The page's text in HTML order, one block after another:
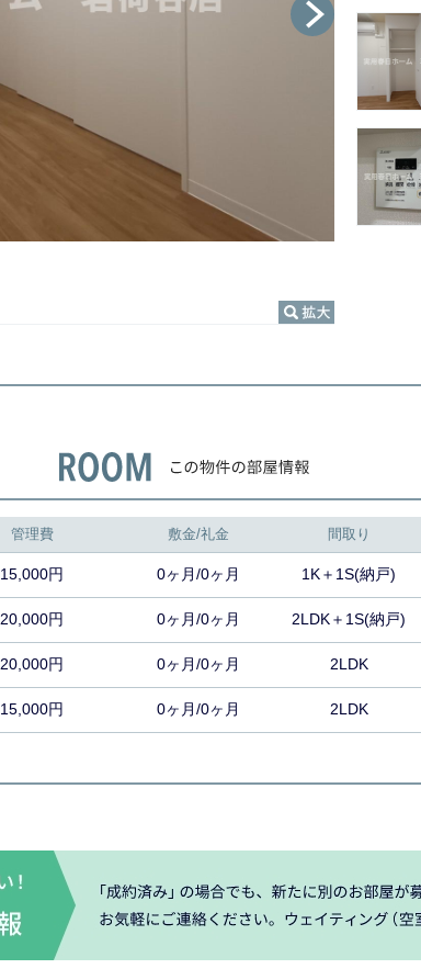
管理費 敷金/礼金 間取り
15,000円 0ヶ月/0ヶ月 1K＋1S(納戸)
20,000円 0ヶ月/0ヶ月 2LDK＋1S(納戸)
20,000円 0ヶ月/0ヶ月 2LDK
15,000円 0ヶ月/0ヶ月 2LDK